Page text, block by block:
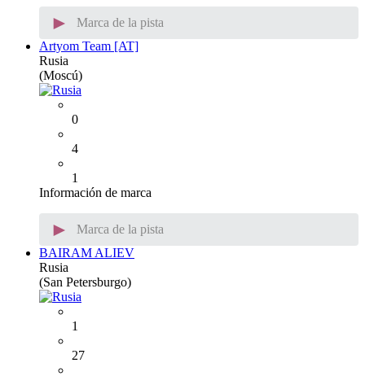
►
Marca de la pista
Artyom Team [AT]
Rusia
(Moscú)
0
4
1
Información de marca
►
Marca de la pista
BAIRAM ALIEV
Rusia
(San Petersburgo)
1
27